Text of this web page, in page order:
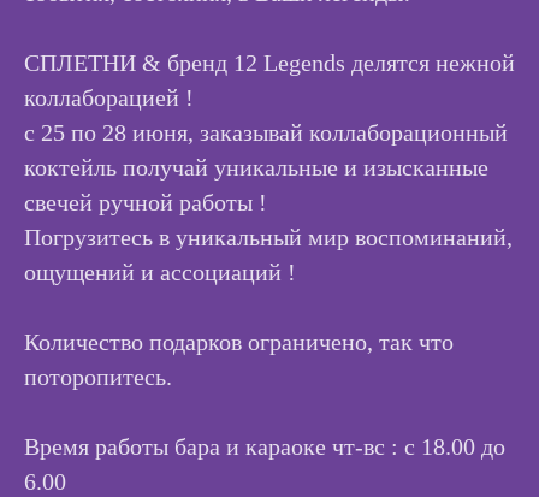
СПЛЕТНИ & бренд 12 Legends делятся нежной
коллаборацией !
с 25 по 28 июня, заказывай коллаборационный
коктейль получай уникальные и изысканные
свечей ручной работы !
Погрузитесь в уникальный мир воспоминаний,
ощущений и ассоциаций !
Количество подарков ограничено, так что
поторопитесь.
Время работы бара и караоке чт-вс : с 18.00 до
6.00